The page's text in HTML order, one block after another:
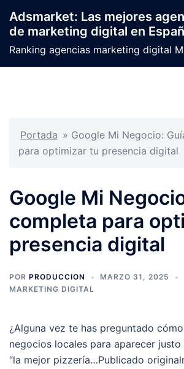
contenido
Adsmarket: Las mejores
de marketing digital en
Ranking agencias marketing digital
Portada » Google Mi Negocio:
para optimizar tu presencia digital
Google Mi
completa para
presencia digital
POR PRODUCCION
MARZO 31, 2025
MARKETING DIGITAL
¿Alguna vez te has preguntado
negocios locales para aparecer
“la mejor pizzería…Publicado